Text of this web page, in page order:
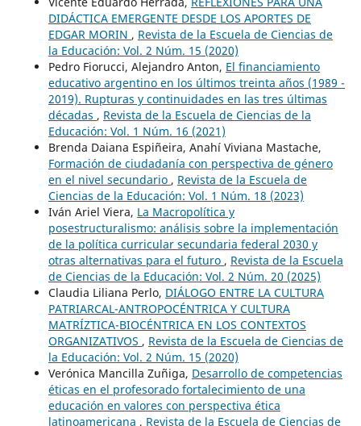
DIDÁCTICA EMERGENTE DESDE LOS APORTES DE
EDGAR MORIN , Revista de la Escuela de Ciencias de
la Educación: Vol. 2 Núm. 15 (2020)
Pedro Fiorucci, Alejandro Anton, El financiamiento
educativo argentino en los últimos treinta años (1989 -
2019). Rupturas y continuidades en las tres últimas
décadas , Revista de la Escuela de Ciencias de la
Educación: Vol. 1 Núm. 16 (2021)
Brenda Daiana Espiñeira, Anahí Viviana Mastache,
Formación de ciudadanía con perspectiva de género
en el nivel secundario , Revista de la Escuela de
Ciencias de la Educación: Vol. 1 Núm. 18 (2023)
Iván Ariel Viera, La Macropolítica y
posestructuralismo: análisis sobre la implementación
de la política curricular secundaria federal 2030 y
otras alternativas para el futuro , Revista de la Escuela
de Ciencias de la Educación: Vol. 2 Núm. 20 (2025)
Claudia Liliana Perlo, DIÁLOGO ENTRE LA CULTURA
PATRIARCAL-ANTROPOCÉNTRICA Y CULTURA
MATRÍZTICA-BIOCÉNTRICA EN LOS CONTEXTOS
ORGANIZATIVOS , Revista de la Escuela de Ciencias de
la Educación: Vol. 2 Núm. 15 (2020)
Verónica Mancilla Zuñiga, Desarrollo de competencias
éticas en el profesorado fortalecimiento de una
educación en valores con perspectiva ética
latinoamericana , Revista de la Escuela de Ciencias de